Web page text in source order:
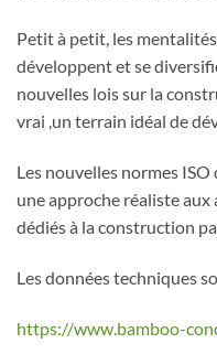
Petit à petit, les
développent et se
nouvelles lois sur la
vrai ,un terrain idéal de
Les nouvelles normes
une approche réaliste
dédiés à la construction
Les données techniques
https://www.bamboo-